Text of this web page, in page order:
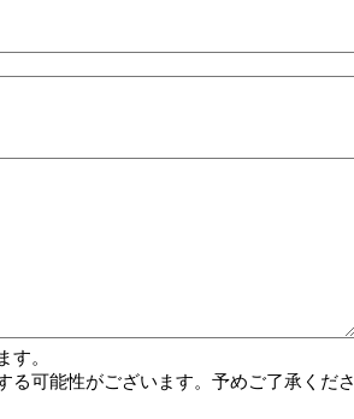
す。
可能性がございます。予めご了承くださ